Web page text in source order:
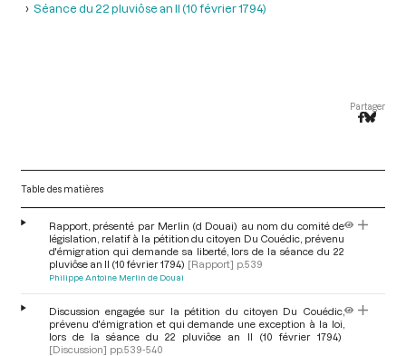
Séance du 22 pluviôse an II (10 février 1794)
Partager
Table des matières
Rapport, présenté par Merlin (d Douai) au nom du comité de
législation, relatif à la pétition du citoyen Du Couédic, prévenu
d'émigration qui demande sa liberté, lors de la séance du 22
pluviôse an II (10 février 1794) [Rapport] p.539
Philippe Antoine Merlin de Douai
Discussion engagée sur la pétition du citoyen Du Couédic,
prévenu d'émigration et qui demande une exception à la loi,
lors de la séance du 22 pluviôse an II (10 février 1794)
[Discussion] pp.539-540